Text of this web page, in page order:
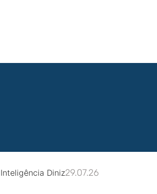
Inteligência Diniz29.07.26